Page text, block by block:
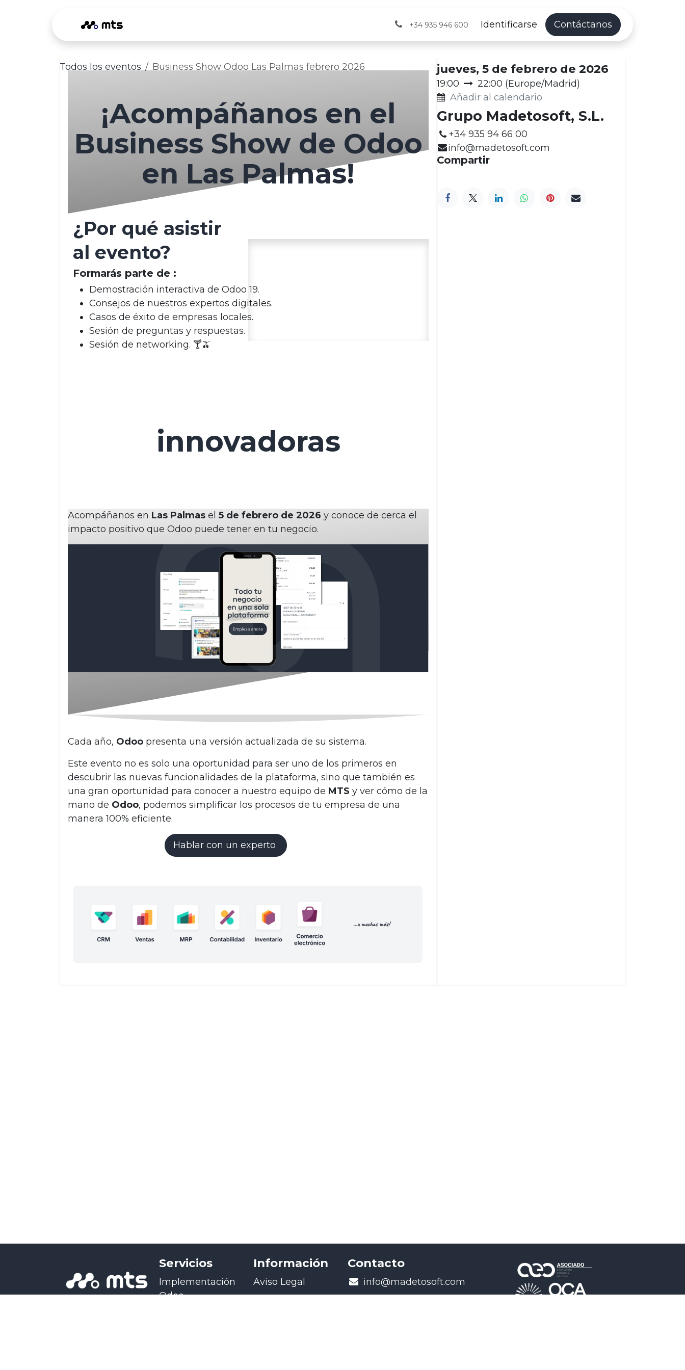
Eventos +34 935 946 600 Identificarse Contáctanos
Todos los eventos Business Show Odoo Las Palmas febrero 2026
¡Acompáñanos en el
Business Show de Odoo
en Las Palmas!
¿Por qué asistir
al evento?
Formarás parte de :
Demostración interactiva de Odoo 19.
Consejos de nuestros expertos digitales.
Casos de éxito de empresas locales.
Sesión de preguntas y respuestas.
Sesión de networking. 🍸🫒
innovadoras
Acompáñanos en Las Palmas el 5 de febrero de 2026 y conoce de cerca el
impacto positivo que Odoo puede tener en tu negocio.
Cada año, Odoo presenta una versión actualizada de su sistema.
Este evento no es solo una oportunidad para ser uno de los primeros en
descubrir las nuevas funcionalidades de la plataforma, sino que también es
una gran oportunidad para conocer a nuestro equipo de MTS y ver cómo de la
mano de Odoo, podemos simplificar los procesos de tu empresa de una
manera 100% eficiente.
Hablar con un experto
jueves, 5 de febrero de 2026
19:00 22:00 (Europe/Madrid)
Añadir al calendario
Grupo Madetosoft, S.L.
+34 935 94 66 00
info@madetosoft.com
Compartir
Servicios
Implementación
Odoo
Información
Aviso Legal
Contacto
​info@madetosoft.com